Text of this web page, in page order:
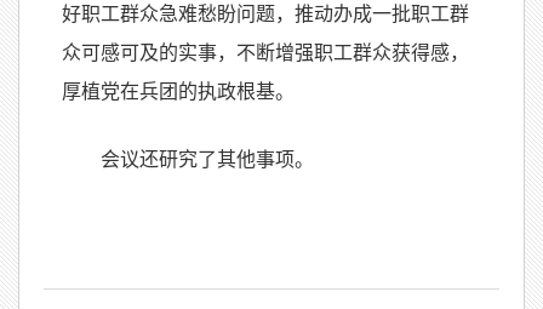
好职工群众急难愁盼问题，推动办成一批职工群
众可感可及的实事，不断增强职工群众获得感，
厚植党在兵团的执政根基。
会议还研究了其他事项。